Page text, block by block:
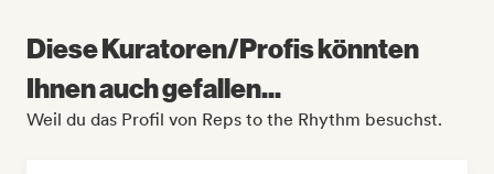
Diese Kuratoren/Profis könnten
Ihnen auch gefallen...
Weil du das Profil von Reps to the Rhythm besuchst.